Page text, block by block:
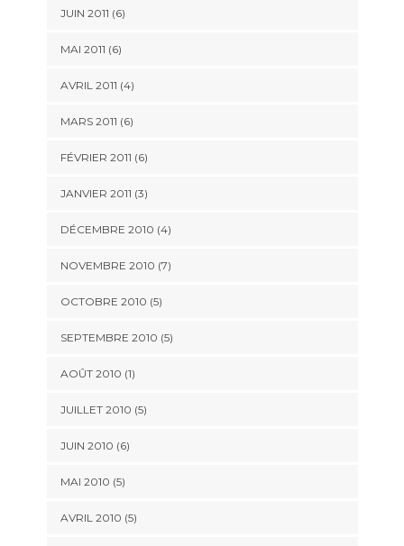
JUIN 2011 (6)
MAI 2011 (6)
AVRIL 2011 (4)
MARS 2011 (6)
FÉVRIER 2011 (6)
JANVIER 2011 (3)
DÉCEMBRE 2010 (4)
NOVEMBRE 2010 (7)
OCTOBRE 2010 (5)
SEPTEMBRE 2010 (5)
AOÛT 2010 (1)
JUILLET 2010 (5)
JUIN 2010 (6)
MAI 2010 (5)
AVRIL 2010 (5)